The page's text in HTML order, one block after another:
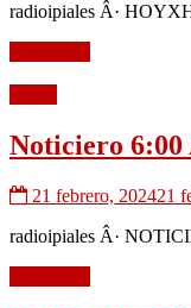
radioipiales Â·
Noticiero 6:00
21 febrero, 202421
radioipiales Â·